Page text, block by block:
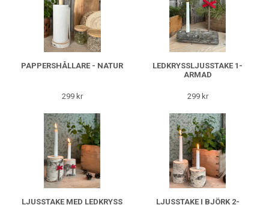
PAPPERSHÅLLARE - NATUR
299 kr
LEDKRYSSLJUSSTAKE 1-
ARMAD
299 kr
LJUSSTAKE MED LEDKRYSS
LJUSSTAKE I BJÖRK 2-